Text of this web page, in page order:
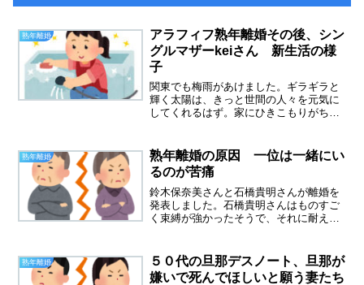
熟年離婚
アラフィフ熟年離婚その後、シン
グルマザーkeiさん 新生活の様
子
関東でも梅雨があけました。ギラギラと
輝く太陽は、きっと世間の人々を元気に
してくれるはず。家にひきこもりがちの
夜なので、大陽の光を浴びることがない
のです。昨日、大学に行く意...
熟年離婚
熟年離婚の原因 一位は一緒にい
るのが苦痛
鈴木保奈美さんと石橋貴明さんが離婚を
発表しました。石橋貴明さんはものすご
く束縛が強かったそうで、それに耐えら
婚の原因、 一位は一緒にいるのが苦痛
熟年離婚に関する某サイト...
熟年離婚
５０代の旦那デスノート、旦那が
嫌いで死んでほしいと願う妻たち